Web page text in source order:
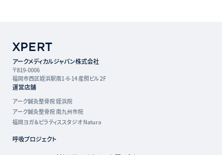
アークメディカルジャパン株式会社
〒819-0006
福岡市西区姪浜駅南1-6-14 産照ビル２F
運営店舗
アーク鍼灸整骨院 姪浜院
アーク鍼灸整骨院 南九州市院
福岡ヨガ＆ピラティススタジオ Natura
呼吸プロジェクト